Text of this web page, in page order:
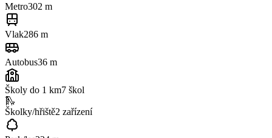
Metro302 m
Vlak286 m
Autobus36 m
Školy do 1 km7 škol
🛝
Školky/hřiště2 zařízení